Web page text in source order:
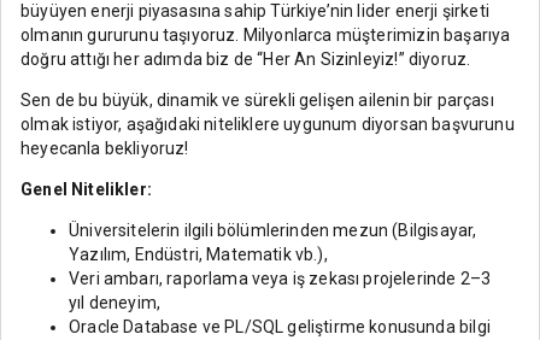
büyüyen enerji piyasasına sahip Türkiye’nin lider enerji şirketi
olmanın gururunu taşıyoruz. Milyonlarca müşterimizin başarıya
doğru attığı her adımda biz de “Her An Sizinleyiz!” diyoruz.
Sen de bu büyük, dinamik ve sürekli gelişen ailenin bir parçası
olmak istiyor, aşağıdaki niteliklere uygunum diyorsan başvurunu
heyecanla bekliyoruz!
Genel Nitelikler:
Üniversitelerin ilgili bölümlerinden mezun (Bilgisayar,
Yazılım, Endüstri, Matematik vb.),
Veri ambarı, raporlama veya iş zekası projelerinde 2–3
yıl deneyim,
Oracle Database ve PL/SQL geliştirme konusunda bilgi